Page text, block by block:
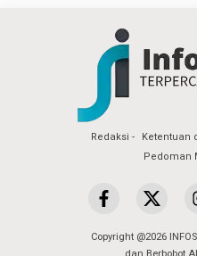
Redaksi
Ketentuan
Pedoman
Copyright @2026